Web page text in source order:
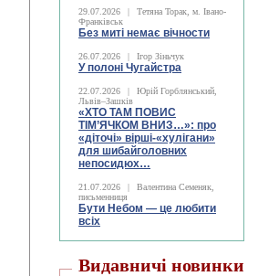
29.07.2026 |
Тетяна Торак, м. Івано-
Франківськ
Без миті немає вічности
26.07.2026 | Ігор Зіньчук
У полоні Чугайстра
22.07.2026 |
Юрій Горблянський,
Львів–Зашків
«ХТО ТАМ ПОВИС
ТІМ’ЯЧКОМ ВНИЗ…»: про
«діточі» вірші-«хулігани»
для шибайголовних
непосидюх…
21.07.2026 |
Валентина Семеняк,
письменниця
Бути Небом ― це любити
всіх
Видавничі новинки